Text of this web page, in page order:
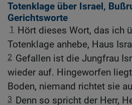
Totenklage über Israel,
Gerichtsworte
1
Hört dieses Wort, das ich
Totenklage anhebe, Haus
2 Gefallen ist die Jungfrau
wieder auf. Hingeworfen
Boden, niemand richtet sie
3 Denn so spricht der Herr,